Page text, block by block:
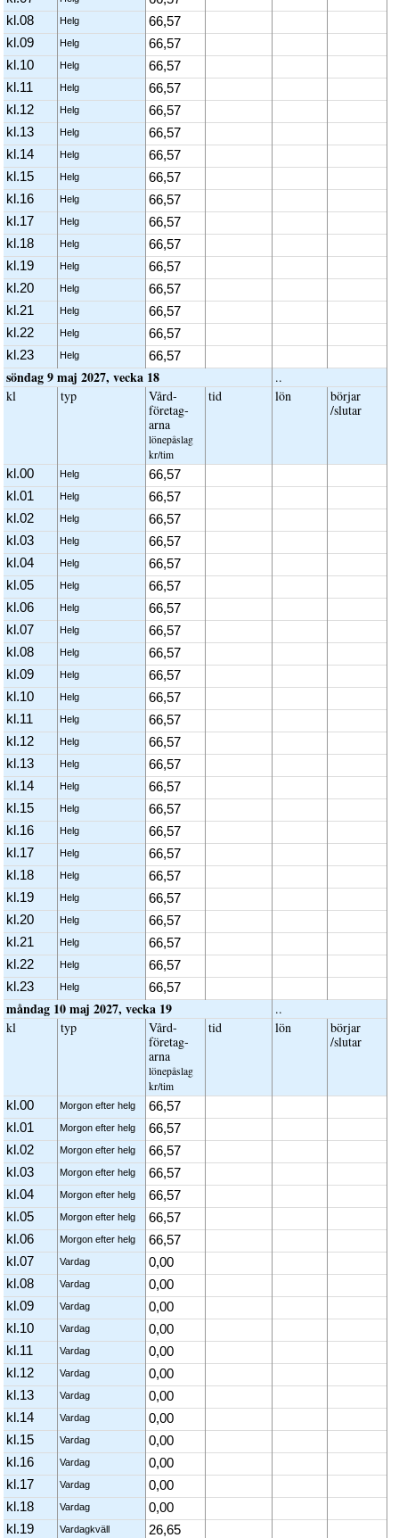
kl.08
Helg
66,57
kl.09
Helg
66,57
kl.10
Helg
66,57
kl.11
Helg
66,57
kl.12
Helg
66,57
kl.13
Helg
66,57
kl.14
Helg
66,57
kl.15
Helg
66,57
kl.16
Helg
66,57
kl.17
Helg
66,57
kl.18
Helg
66,57
kl.19
Helg
66,57
kl.20
Helg
66,57
kl.21
Helg
66,57
kl.22
Helg
66,57
kl.23
Helg 66,57
söndag 9 maj 2027, vecka 18
..
kl
typ
Vård­
företag­
arna
löne­påslag
kr/tim
tid lön
börjar
/slutar
kl.00 Helg
66,57
kl.01
Helg
66,57
kl.02
Helg
66,57
kl.03
Helg
66,57
kl.04
Helg
66,57
kl.05
Helg
66,57
kl.06
Helg
66,57
kl.07
Helg
66,57
kl.08
Helg
66,57
kl.09
Helg
66,57
kl.10
Helg
66,57
kl.11
Helg
66,57
kl.12
Helg
66,57
kl.13
Helg
66,57
kl.14
Helg
66,57
kl.15
Helg
66,57
kl.16
Helg
66,57
kl.17
Helg
66,57
kl.18
Helg
66,57
kl.19
Helg
66,57
kl.20
Helg
66,57
kl.21
Helg
66,57
kl.22
Helg
66,57
kl.23
Helg 66,57
måndag 10 maj 2027, vecka 19
..
kl
typ
Vård­
företag­
arna
löne­påslag
kr/tim
tid lön
börjar
/slutar
kl.00 Morgon efter helg
66,57
kl.01
Morgon efter helg
66,57
kl.02
Morgon efter helg
66,57
kl.03
Morgon efter helg
66,57
kl.04
Morgon efter helg
66,57
kl.05
Morgon efter helg
66,57
kl.06
Morgon efter helg
66,57
kl.07
Vardag
0,00
kl.08
Vardag
0,00
kl.09
Vardag
0,00
kl.10
Vardag
0,00
kl.11
Vardag
0,00
kl.12
Vardag
0,00
kl.13
Vardag
0,00
kl.14
Vardag
0,00
kl.15
Vardag
0,00
kl.16
Vardag
0,00
kl.17
Vardag
0,00
kl.18
Vardag
0,00
kl.19
Vardagkväll 26,65